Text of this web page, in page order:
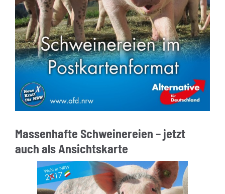
Massenhafte Schweinereien – jetzt
auch als Ansichtskarte